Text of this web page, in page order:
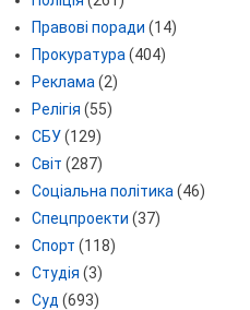
Правові поради (14)
Прокуратура (404)
Реклама (2)
Релігія (55)
СБУ(129)
Світ (287)
Соціальна політика (46)
Спецпроекти (37)
Спорт (118)
Студія (3)
Суд (693)